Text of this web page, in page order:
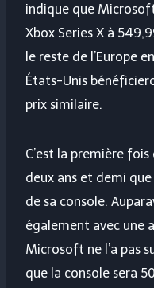
indique que
Xbox Series X à
le reste de l’Europe
États-Unis
prix similaire.
C’est la première
deux ans et demi
de sa console.
également avec une
Microsoft ne l’a pas
que la console sera